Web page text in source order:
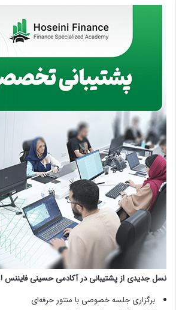
نسل جدیدی از پشتیبانی در آکادمی حسینی فایننس !
برگزاری جلسه خصوصی با منتور حرفه‌ای